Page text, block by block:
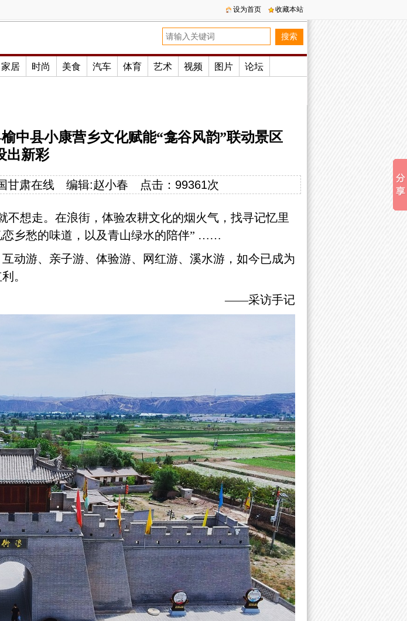
设为首页 收藏本站
家居 时尚 美食 汽车 体育 艺术 视频 图片 论坛
县小康营乡文化赋能“龛谷风韵”联动景区
出新彩
甘肃在线 编辑:赵小春 点击： 99361次
不想走。在浪街，体验农耕文化的烟火气，找寻记忆里
乡愁的味道，以及青山绿水的陪伴” ……
动游、亲子游、体验游、网红游、溪水游，如今已成为
资源红利。
——采访手记